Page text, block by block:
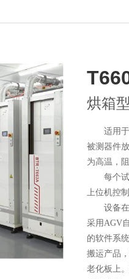
烘箱
适用于单
被测器件
为高温，
每个试验
上位机控制
设备在
采用AGV
的软件系
搬运产品
老化板上